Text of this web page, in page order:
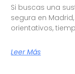
Si buscas una
segura en
orientativos,
Leer Más